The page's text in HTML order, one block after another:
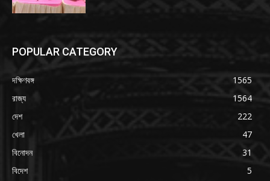
POPULAR CATEGORY
দক্ষিণবঙ্গ
1565
রাজ্য
1564
দেশ
222
খেলা
47
বিনোদন
31
বিদেশ
5